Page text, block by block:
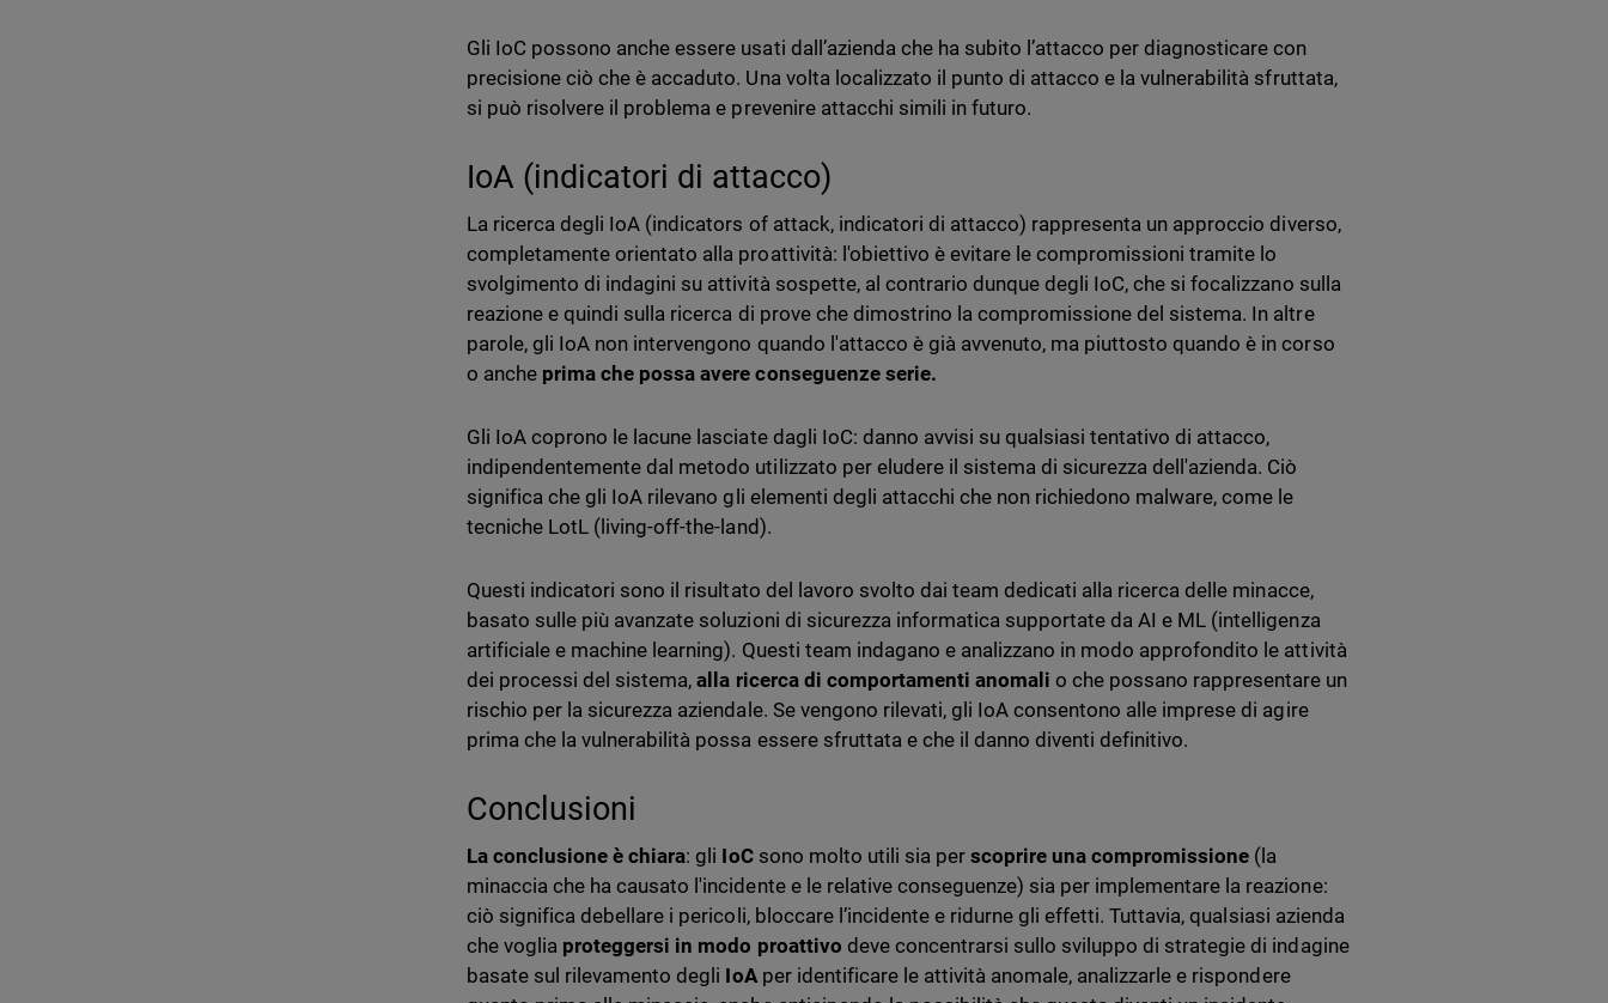
Gli IoC possono anche essere usati dall’azienda che ha subito l’attacco per diagnosticare con
precisione ciò che è accaduto. Una volta localizzato il punto di attacco e la vulnerabilità sfruttata,
si può risolvere il problema e prevenire attacchi simili in futuro.
IoA (indicatori di attacco)
La ricerca degli IoA (indicators of attack, indicatori di attacco) rappresenta un approccio diverso,
completamente orientato alla proattività: l'obiettivo è evitare le compromissioni tramite lo
svolgimento di indagini su attività sospette, al contrario dunque degli IoC, che si focalizzano sulla
reazione e quindi sulla ricerca di prove che dimostrino la compromissione del sistema. In altre
parole, gli IoA non intervengono quando l'attacco è già avvenuto, ma piuttosto quando è in corso
o anche prima che possa avere conseguenze serie.
Gli IoA coprono le lacune lasciate dagli IoC: danno avvisi su qualsiasi tentativo di attacco,
indipendentemente dal metodo utilizzato per eludere il sistema di sicurezza dell'azienda. Ciò
significa che gli IoA rilevano gli elementi degli attacchi che non richiedono malware, come le
tecniche LotL (living-off-the-land).
Questi indicatori sono il risultato del lavoro svolto dai team dedicati alla ricerca delle minacce,
basato sulle più avanzate soluzioni di sicurezza informatica supportate da AI e ML (intelligenza
artificiale e machine learning). Questi team indagano e analizzano in modo approfondito le attività
dei processi del sistema,alla ricerca di comportamenti anomali o che possano rappresentare un
rischio per la sicurezza aziendale. Se vengono rilevati, gli IoA consentono alle imprese di agire
prima che la vulnerabilità possa essere sfruttata e che il danno diventi definitivo.
Conclusioni
La conclusione è chiara: gli IoCsono molto utili sia per scoprire una compromissione (la
minaccia che ha causato l'incidente e le relative conseguenze) sia per implementare la reazione:
ciò significa debellare i pericoli, bloccare l’incidente e ridurne gli effetti. Tuttavia, qualsiasi azienda
che voglia proteggersi in modo proattivo deve concentrarsi sullo sviluppo di strategie di indagine
basate sul rilevamento degli IoAper identificare le attività anomale, analizzarle e rispondere